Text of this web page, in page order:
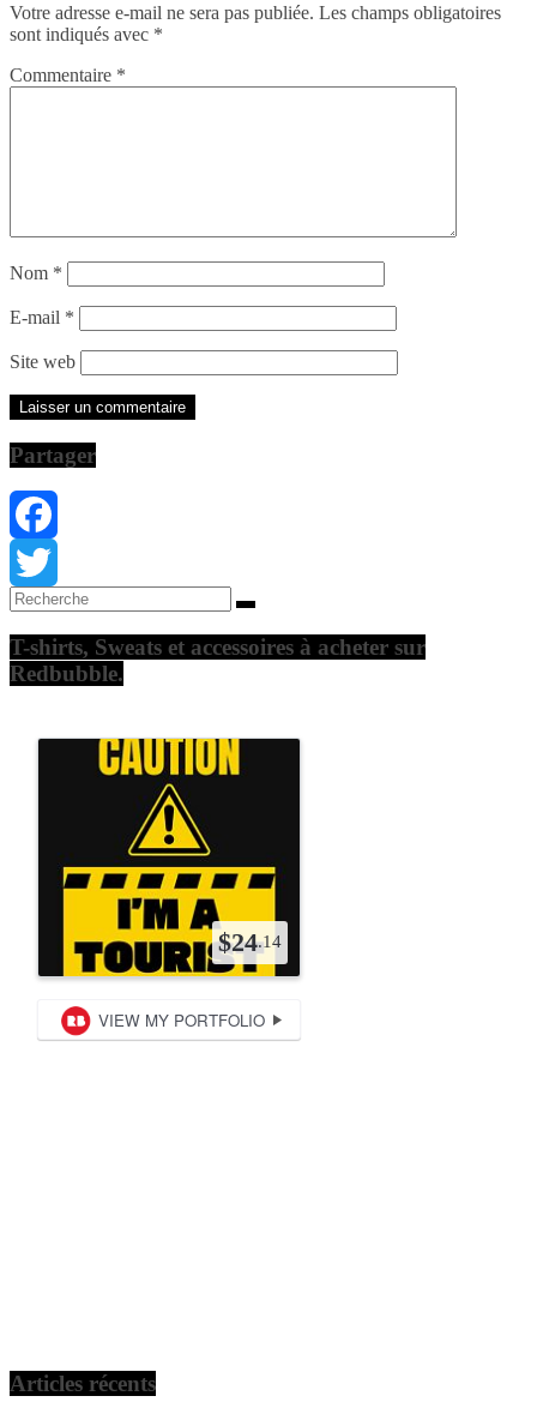
Votre adresse e-mail ne sera pas publiée. Les champs obligatoires
sont indiqués avec *
Commentaire *
Nom *
E-mail *
Site web
Partager
Facebook
Twitter
T-shirts, Sweats et accessoires à acheter sur
Redbubble.
Articles récents